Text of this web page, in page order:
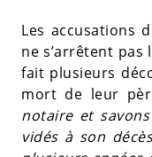
Les accusations
ne s’arrêtent
fait plusieurs
mort de leur
notaire et
vidés à son